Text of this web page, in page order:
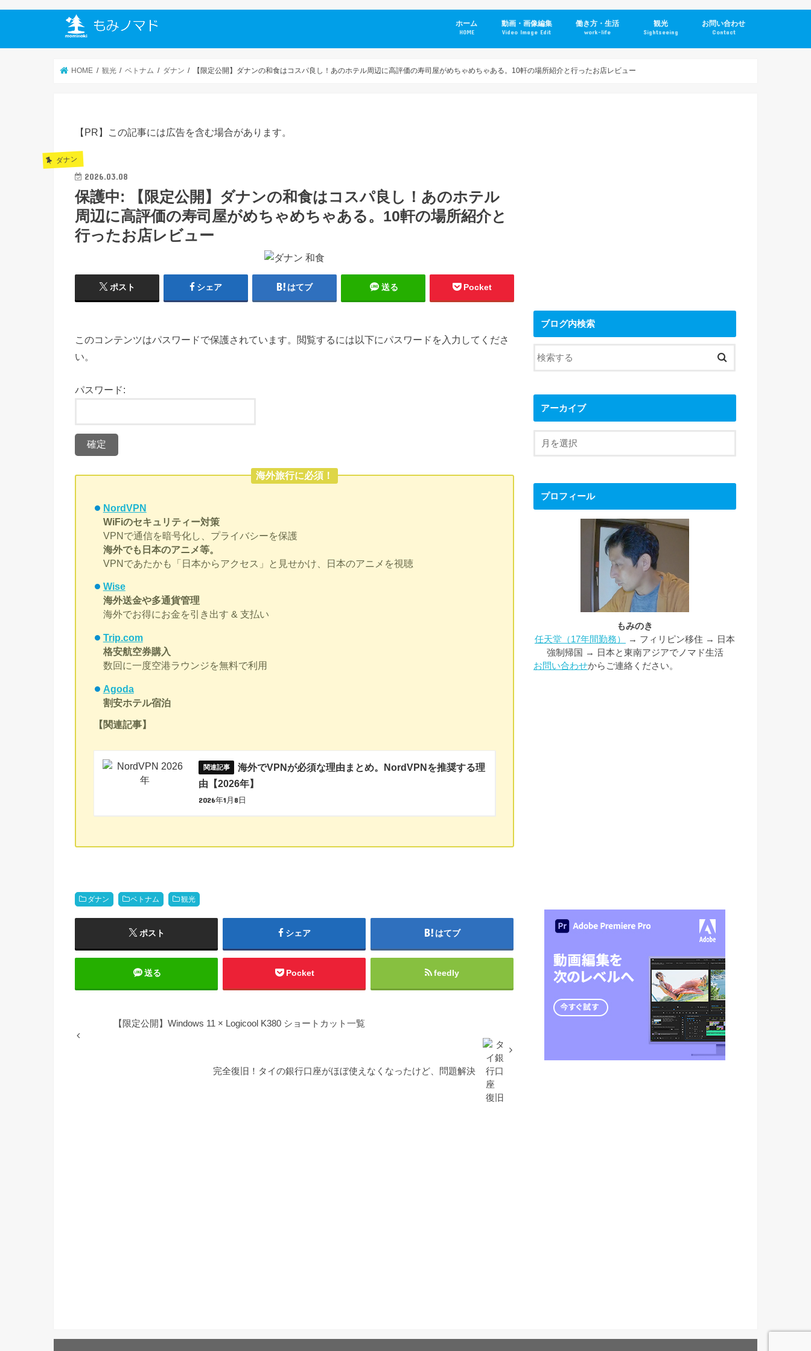
ホーム
HOME
動画・画像編集
Video Image Edit
働き方・生活
work-life
観光
Sightseeing
お問い合わせ
Contact
HOME 観光 ベトナム ダナン 【限定公開】ダナンの和食はコスパ良し！あのホテル周辺に高評価の寿司屋がめちゃめちゃある。10軒の場所紹介と行ったお店レビュー
【PR】この記事には広告を含む場合があります。
ダナン
2026.03.08
保護中: 【限定公開】ダナンの和食はコスパ良し！あのホテル
周辺に高評価の寿司屋がめちゃめちゃある。10軒の場所紹介と
行ったお店レビュー
ポスト シェア はてブ 送る Pocket
このコンテンツはパスワードで保護されています。閲覧するには以下にパスワードを入力してくださ
い。
パスワード:
海外旅行に必須！
NordVPN
WiFiのセキュリティー対策
VPNで通信を暗号化し、プライバシーを保護
海外でも日本のアニメ等。
VPNであたかも「日本からアクセス」と見せかけ、日本のアニメを視聴
Wise
海外送金や多通貨管理
海外でお得にお金を引き出す & 支払い
Trip.com
格安航空券購入
数回に一度空港ラウンジを無料で利用
Agoda
割安ホテル宿泊
【関連記事】
海外でVPNが必須な理由まとめ。NordVPNを推奨する理
由【2026年】
2026年1月8日
ダナン ベトナム 観光
ポスト シェア はてブ
送る Pocket feedly
【限定公開】Windows 11 × Logicool K380 ショートカット一覧
完全復旧！タイの銀行口座がほぼ使えなくなったけど、問題解決
ブログ内検索
アーカイブ
プロフィール
もみのき
任天堂（17年間勤務）
→ フィリピン移住 → 日本
強制帰国 → 日本と東南アジアでノマド生活
お問い合わせからご連絡ください。